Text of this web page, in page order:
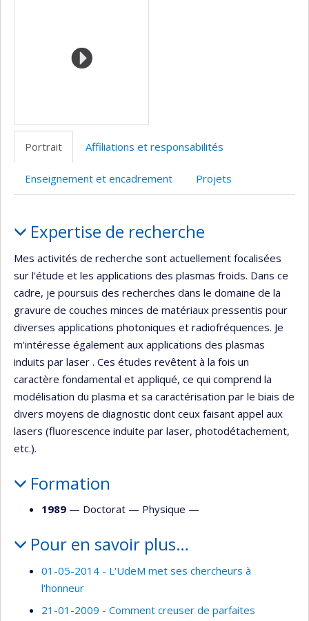
Portrait Affiliations et responsabilités
Enseignement et encadrement Projets
Expertise de recherche
Mes activités de recherche sont actuellement focalisées
sur l'étude et les applications des plasmas froids. Dans ce
cadre, je poursuis des recherches dans le domaine de la
gravure de couches minces de matériaux pressentis pour
diverses applications photoniques et radiofréquences. Je
m'intéresse également aux applications des plasmas
induits par laser . Ces études revêtent à la fois un
caractère fondamental et appliqué, ce qui comprend la
modélisation du plasma et sa caractérisation par le biais de
divers moyens de diagnostic dont ceux faisant appel aux
lasers (fluorescence induite par laser, photodétachement,
etc.).
Formation
1989 — Doctorat — Physique —
Pour en savoir plus…
01-05-2014 - L'UdeM met ses chercheurs à
l'honneur
21-01-2009 - Comment creuser de parfaites